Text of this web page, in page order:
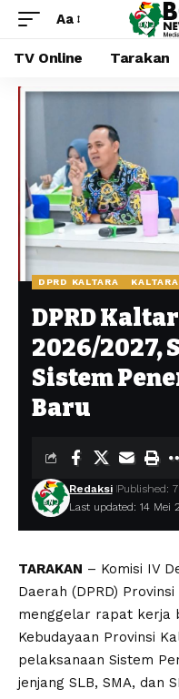
Aa
TV Online Tarakan
DPRD KALTARA KALTARA
DPRD
2026/2027,
Sistem
Baru
Last updated: 14 Mei
Redaksi Published:
TARAKAN – Komisi IV
Daerah (DPRD)
menggelar rapat kerja
Kebudayaan Provinsi
pelaksanaan Sistem
jenjang SLB, SMA, dan